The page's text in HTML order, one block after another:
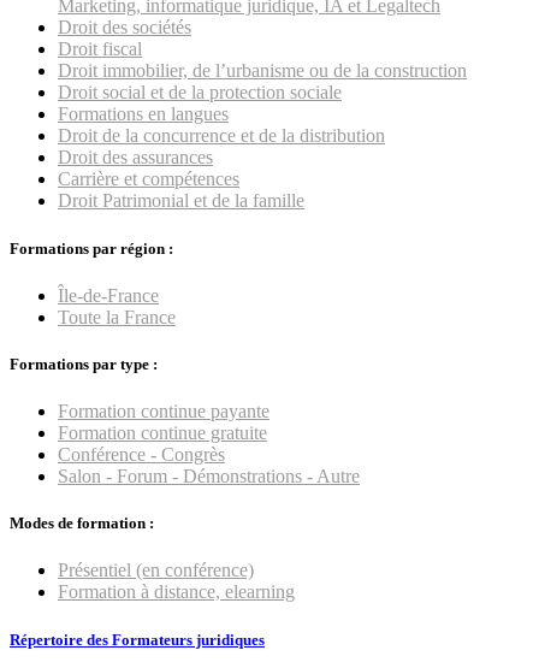
Marketing, informatique juridique, IA et Legaltech
Droit des sociétés
Droit fiscal
Droit immobilier, de l’urbanisme ou de la construction
Droit social et de la protection sociale
Formations en langues
Droit de la concurrence et de la distribution
Droit des assurances
Carrière et compétences
Droit Patrimonial et de la famille
Formations par région :
Île-de-France
Toute la France
Formations par type :
Formation continue payante
Formation continue gratuite
Conférence - Congrès
Salon - Forum - Démonstrations - Autre
Modes de formation :
Présentiel (en conférence)
Formation à distance, elearning
Répertoire des Formateurs juridiques